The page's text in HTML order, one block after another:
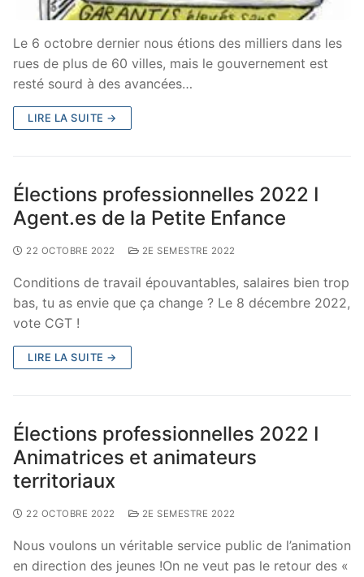
Le 6 octobre dernier nous étions des milliers dans les
rues de plus de 60 villes, mais le gouvernement est
resté sourd à des avancées…
LIRE LA SUITE →
Élections professionnelles 2022 I
Agent.es de la Petite Enfance
22 OCTOBRE 2022 2E SEMESTRE 2022
Conditions de travail épouvantables, salaires bien trop
bas, tu as envie que ça change ? Le 8 décembre 2022,
vote CGT !
LIRE LA SUITE →
Élections professionnelles 2022 I
Animatrices et animateurs
territoriaux
22 OCTOBRE 2022 2E SEMESTRE 2022
Nous voulons un véritable service public de l’animation
en direction des jeunes !On ne veut pas le retour des «